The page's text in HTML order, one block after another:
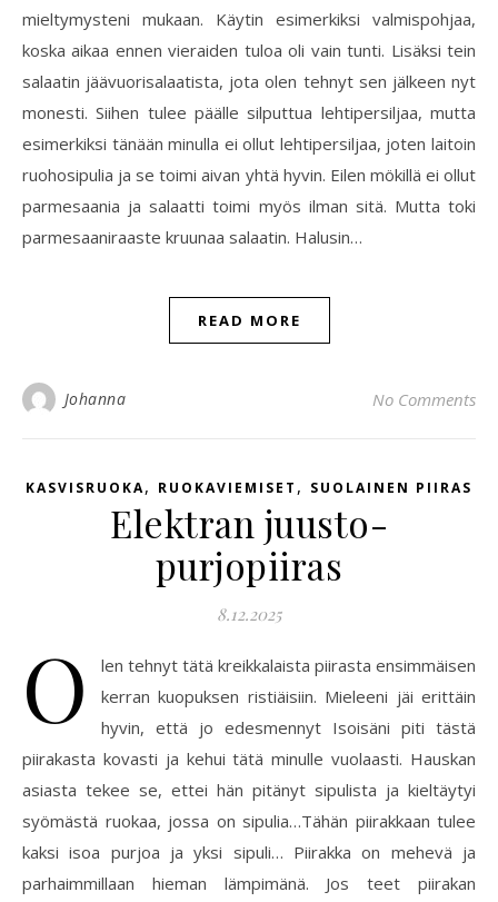
mieltymysteni mukaan. Käytin esimerkiksi valmispohjaa,
koska aikaa ennen vieraiden tuloa oli vain tunti. Lisäksi tein
salaatin jäävuorisalaatista, jota olen tehnyt sen jälkeen nyt
monesti. Siihen tulee päälle silputtua lehtipersiljaa, mutta
esimerkiksi tänään minulla ei ollut lehtipersiljaa, joten laitoin
ruohosipulia ja se toimi aivan yhtä hyvin. Eilen mökillä ei ollut
parmesaania ja salaatti toimi myös ilman sitä. Mutta toki
parmesaaniraaste kruunaa salaatin. Halusin…
READ MORE
Johanna No Comments
KASVISRUOKA, RUOKAVIEMISET , SUOLAINEN PIIRAS
Elektran juusto-
purjopiiras
8.12.2025
O
len tehnyt tätä kreikkalaista piirasta ensimmäisen
kerran kuopuksen ristiäisiin. Mieleeni jäi erittäin
hyvin, että jo edesmennyt Isoisäni piti tästä
piirakasta kovasti ja kehui tätä minulle vuolaasti. Hauskan
asiasta tekee se, ettei hän pitänyt sipulista ja kieltäytyi
syömästä ruokaa, jossa on sipulia…Tähän piirakkaan tulee
kaksi isoa purjoa ja yksi sipuli… Piirakka on mehevä ja
parhaimmillaan hieman lämpimänä. Jos teet piirakan